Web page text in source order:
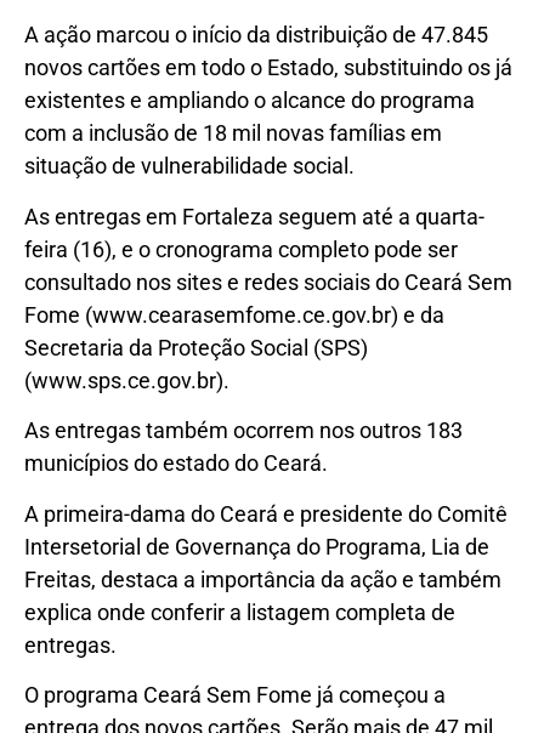
A ação marcou o início da distribuição de 47.845
novos cartões em todo o Estado, substituindo os já
existentes e ampliando o alcance do programa
com a inclusão de 18 mil novas famílias em
situação de vulnerabilidade social.
As entregas em Fortaleza seguem até a quarta-
feira (16), e o cronograma completo pode ser
consultado nos sites e redes sociais do Ceará Sem
Fome (www.cearasemfome.ce.gov.br) e da
Secretaria da Proteção Social (SPS)
(www.sps.ce.gov.br).
As entregas também ocorrem nos outros 183
municípios do estado do Ceará.
A primeira-dama do Ceará e presidente do Comitê
Intersetorial de Governança do Programa, Lia de
Freitas, destaca a importância da ação e também
explica onde conferir a listagem completa de
entregas.
O programa Ceará Sem Fome já começou a
entrega dos novos cartões. Serão mais de 47 mil